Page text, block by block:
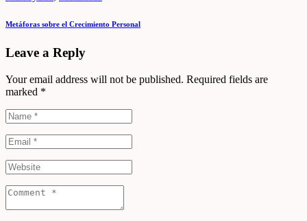
Metáforas sobre el Crecimiento Personal
Leave a Reply
Your email address will not be published. Required fields are
marked *